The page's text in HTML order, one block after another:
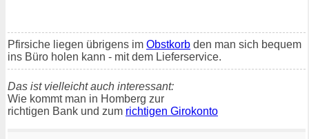
Pfirsiche liegen übrigens im Obstkorb den man sich bequem
ins Büro holen kann - mit dem Lieferservice.
Das ist vielleicht auch interessant:
Wie kommt man in Homberg zur
richtigen Bank und zum richtigen Girokonto